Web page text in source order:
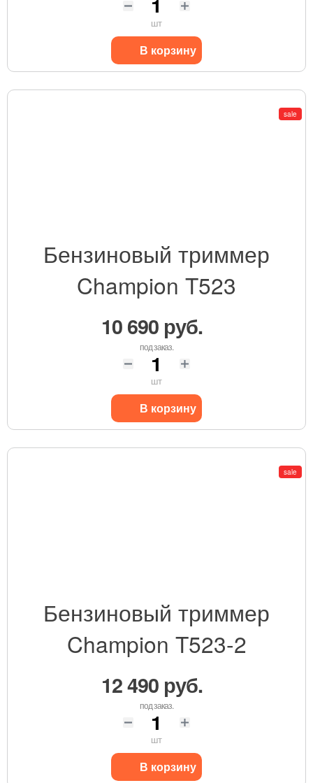
шт
В корзину
sale
Бензиновый триммер
Champion T523
10 690 руб.
под заказ.
шт
В корзину
sale
Бензиновый триммер
Champion T523-2
12 490 руб.
под заказ.
шт
В корзину